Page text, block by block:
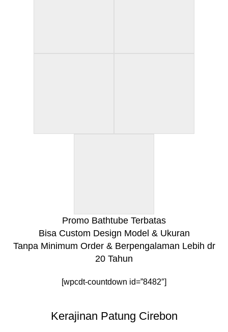
Promo Bathtube Terbatas
Bisa Custom Design Model & Ukuran
Tanpa Minimum Order & Berpengalaman Lebih dr
20 Tahun
[wpcdt-countdown id=”8482″]
Kerajinan Patung Cirebon